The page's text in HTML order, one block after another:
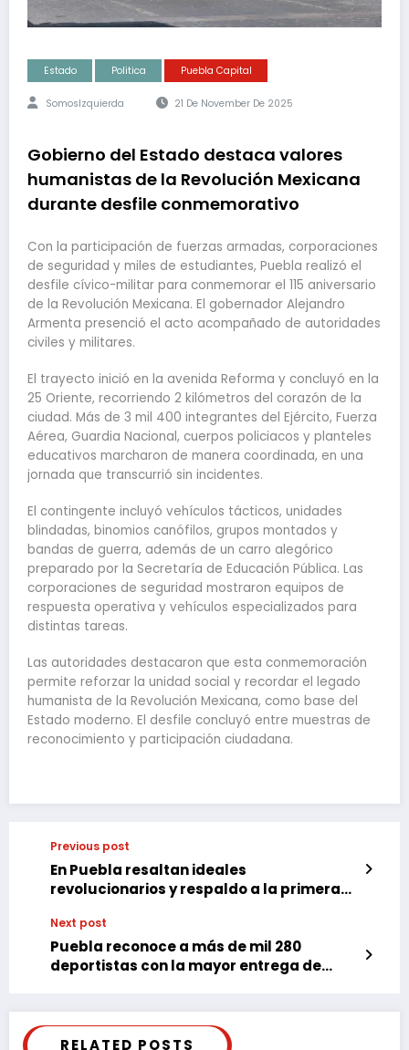
Estado Politica Puebla Capital
SomosIzquierda 21 De November De 2025
Gobierno del Estado destaca valores
humanistas de la Revolución Mexicana
durante desfile conmemorativo
Con la participación de fuerzas armadas, corporaciones
de seguridad y miles de estudiantes, Puebla realizó el
desfile cívico-militar para conmemorar el 115 aniversario
de la Revolución Mexicana. El gobernador Alejandro
Armenta presenció el acto acompañado de autoridades
civiles y militares.
El trayecto inició en la avenida Reforma y concluyó en la
25 Oriente, recorriendo 2 kilómetros del corazón de la
ciudad. Más de 3 mil 400 integrantes del Ejército, Fuerza
Aérea, Guardia Nacional, cuerpos policiacos y planteles
educativos marcharon de manera coordinada, en una
jornada que transcurrió sin incidentes.
El contingente incluyó vehículos tácticos, unidades
blindadas, binomios canófilos, grupos montados y
bandas de guerra, además de un carro alegórico
preparado por la Secretaría de Educación Pública. Las
corporaciones de seguridad mostraron equipos de
respuesta operativa y vehículos especializados para
distintas tareas.
Las autoridades destacaron que esta conmemoración
permite reforzar la unidad social y recordar el legado
humanista de la Revolución Mexicana, como base del
Estado moderno. El desfile concluyó entre muestras de
reconocimiento y participación ciudadana.
Previous post
En Puebla resaltan ideales
revolucionarios y respaldo a la primera
Next post
Puebla reconoce a más de mil 280
deportistas con la mayor entrega de
RELATED POSTS